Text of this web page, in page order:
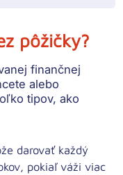
pôžičky?
finančnej
alebo
tipov, ako
darovať každý
pokiaľ váži viac